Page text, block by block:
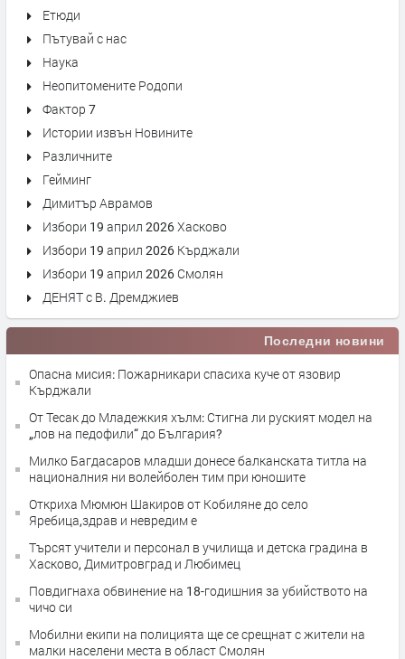
Етюди
Пътувай с нас
Наука
Неопитомените Родопи
Фактор 7
Истории извън Новините
Различните
Гейминг
Димитър Аврамов
Избори 19 април 2026 Хасково
Избори 19 април 2026 Кърджали
Избори 19 април 2026 Смолян
ДЕНЯТ с В. Дремджиев
Последни новини
Опасна мисия: Пожарникари спасиха куче от язовир
Кърджали
От Тесак до Младежкия хълм: Стигна ли руският модел на
„лов на педофили“ до България?
Милко Багдасаров младши донесе балканската титла на
националния ни волейболен тим при юношите
Откриха Мюмюн Шакиров от Кобиляне до село
Яребица,здрав и невредим е
Търсят учители и персонал в училища и детска градина в
Хасково, Димитровград и Любимец
Повдигнаха обвинение на 18-годишния за убийството на
чичо си
Мобилни екипи на полицията ще се срещнат с жители на
малки населени места в област Смолян